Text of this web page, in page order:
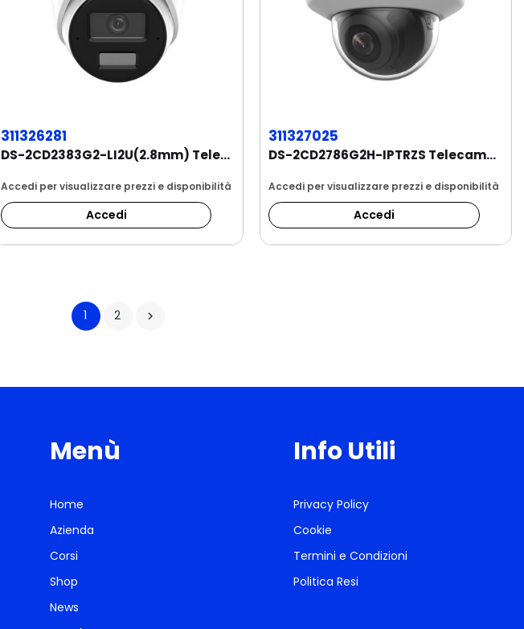
311326281
DS-2CD2383G2-LI2U(2.8mm) Telecamera Turret 8MP...
Accedi per visualizzare prezzi e disponibilità
Accedi
311327025
DS-2CD2786G2H-IPTRZS Telecamera Dome 8MP...
Accedi per visualizzare prezzi e disponibilità
Accedi
1 2 
Menù
Home
Azienda
Corsi
Shop
News
Info Utili
Privacy Policy
Cookie
Termini e Condizioni
Politica Resi